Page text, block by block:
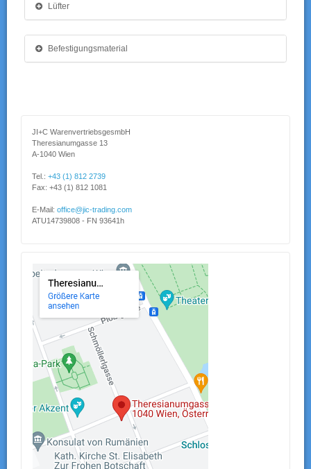
Lüfter
Befestigungsmaterial
JI+C WarenvertriebsgesmbH
Theresianumgasse 13
A-1040 Wien
Tel.: +43 (1) 812 2739
Fax: +43 (1) 812 1081
E-Mail: office@jic-trading.com
ATU14739808 - FN 93641h